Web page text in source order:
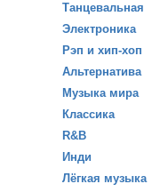
Танцевальная
Электроника
Рэп и хип-хоп
Альтернатива
Музыка мира
Классика
R&B
Инди
Лёгкая музыка